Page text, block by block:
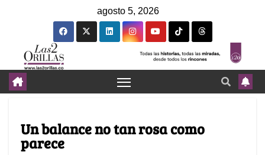
agosto 5, 2026
Un balance no tan rosa como
parece